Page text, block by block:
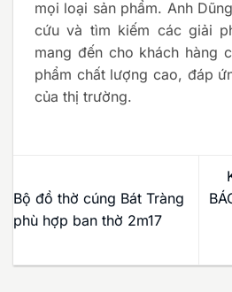
mọi loại sản phẩm. Anh
cứu và tìm kiếm các giải
mang đến cho khách hàng
phẩm chất lượng cao, đáp
của thị trường.
Bộ đồ thờ cúng Bát Tràng
phù hợp ban thờ 2m17